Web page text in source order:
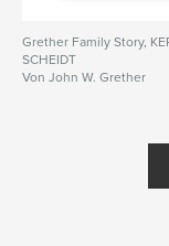
Grether Family Story,
SCHEIDT
Von John W. Grether